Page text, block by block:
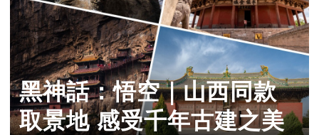
黑神話：悟空｜山西同款
取景地 感受千年古建之美